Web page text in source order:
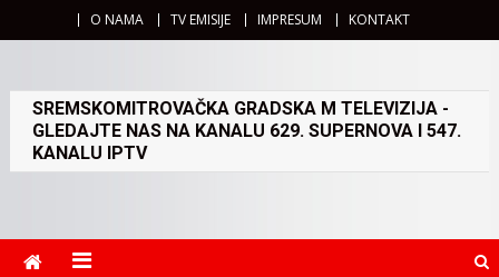
O NAMA TV EMISIJE IMPRESUM KONTAKT
SREMSKOMITROVAČKA GRADSKA M TELEVIZIJA -
GLEDAJTE NAS NA KANALU 629. SUPERNOVA I 547.
KANALU IPTV